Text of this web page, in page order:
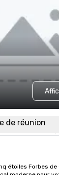
de réunion
étoiles Forbes de